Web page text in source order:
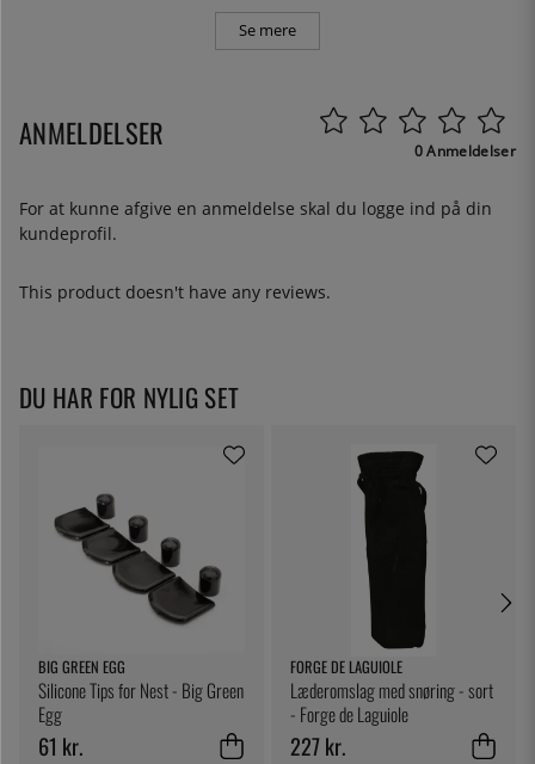
Se mere
ANMELDELSER 0 Anmeldelser
For at kunne afgive en anmeldelse skal du logge ind på din
kundeprofil.
This product doesn't have any reviews.
DU HAR FOR NYLIG SET
BIG GREEN EGG
Silicone Tips for Nest - Big Green
Egg
61 kr.
FORGE DE LAGUIOLE
Læderomslag med snøring - sort
- Forge de Laguiole
227 kr.